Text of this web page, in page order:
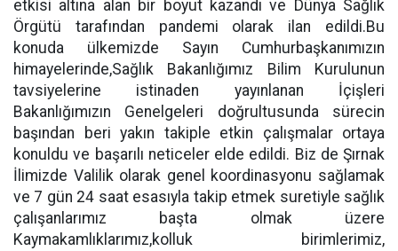
etkisi altına alan bir boyut kazandı ve Dünya Sağlık
Örgütü tarafından pandemi olarak ilan edildi.Bu
konuda ülkemizde Sayın Cumhurbaşkanımızın
himayelerinde,Sağlık Bakanlığımız Bilim Kurulunun
tavsiyelerine istinaden yayınlanan İçişleri
Bakanlığımızın Genelgeleri doğrultusunda sürecin
başından beri yakın takiple etkin çalışmalar ortaya
konuldu ve başarılı neticeler elde edildi. Biz de Şırnak
İlimizde Valilik olarak genel koordinasyonu sağlamak
ve 7 gün 24 saat esasıyla takip etmek suretiyle sağlık
çalışanlarımız başta olmak üzere
Kaymakamlıklarımız,kolluk birimlerimiz,